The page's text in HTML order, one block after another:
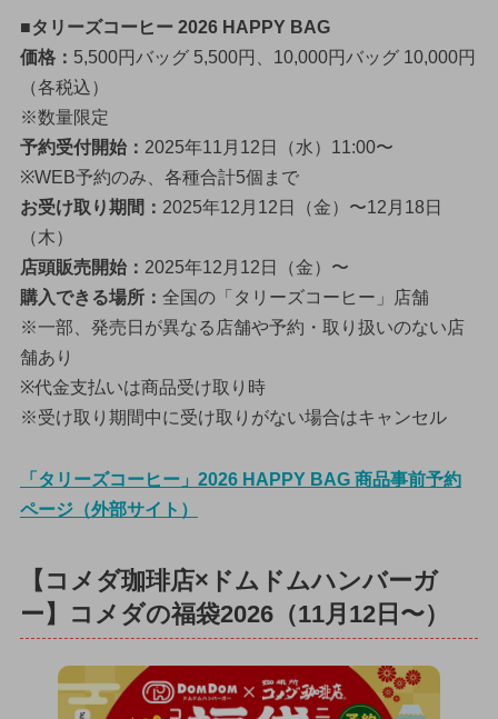
■タリーズコーヒー 2026 HAPPY BAG
価格： 5,500円バッグ 5,500円、10,000円バッグ 10,000円
（各税込）
※数量限定
予約受付開始： 2025年11月12日（水）11:00〜
※WEB予約のみ、各種合計5個まで
お受け取り期間： 2025年12月12日（金）〜12月18日
（木）
店頭販売開始： 2025年12月12日（金）〜
購入できる場所： 全国の「タリーズコーヒー」店舗
※一部、発売日が異なる店舗や予約・取り扱いのない店
舗あり
※代金支払いは商品受け取り時
※受け取り期間中に受け取りがない場合はキャンセル
「タリーズコーヒー」2026 HAPPY BAG 商品事前予約
ページ（外部サイト）
【コメダ珈琲店×ドムドムハンバーガ
ー】コメダの福袋2026（11月12日〜）